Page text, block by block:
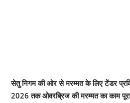
सेतु निगम की ओर से मरम्मत के लिए टेंडर
2026 तक ओवरब्रिज की मरम्मत का काम